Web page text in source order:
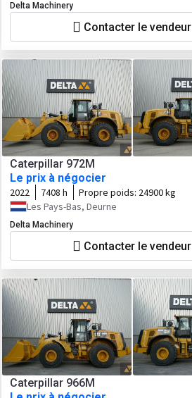
Delta Machinery
Contacter le vendeur
Caterpillar 972M
Le prix à négocier
2022 7408 h Propre poids: 24900 kg
Les Pays-Bas, Deurne
Delta Machinery
Contacter le vendeur
Caterpillar 966M